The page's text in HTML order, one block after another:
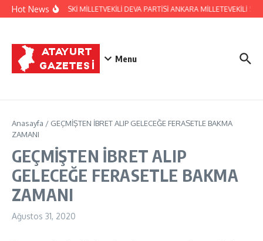
İçeriğe atla
Hot NewsHATAY ESKİ MİLLETVEKİLİ DEVA PARTİSİ ANKARA MİLLETEVEKİLİ
Menu
Anasayfa / GEÇMİŞTEN İBRET ALIP GELECEĞE FERASETLE BAKMA
ZAMANI
GEÇMİŞTEN İBRET ALIP
GELECEĞE FERASETLE BAKMA
ZAMANI
Ağustos 31, 2020